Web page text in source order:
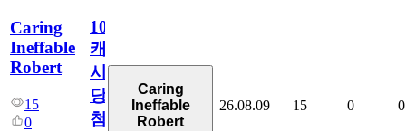
Caring
Ineffable
Robert
15
0
100
캐
시
당
첨
Caring
Ineffable
Robert
26.08.09 15 0 0